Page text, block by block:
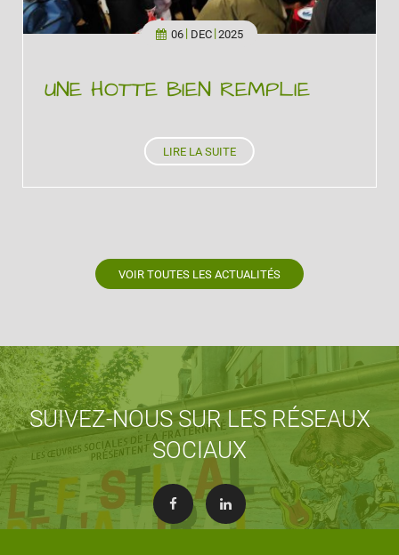
06 DEC 2025
UNE HOTTE BIEN REMPLIE
LIRE LA SUITE
VOIR TOUTES LES ACTUALITÉS
SUIVEZ-NOUS SUR LES RÉSEAUX
SOCIAUX